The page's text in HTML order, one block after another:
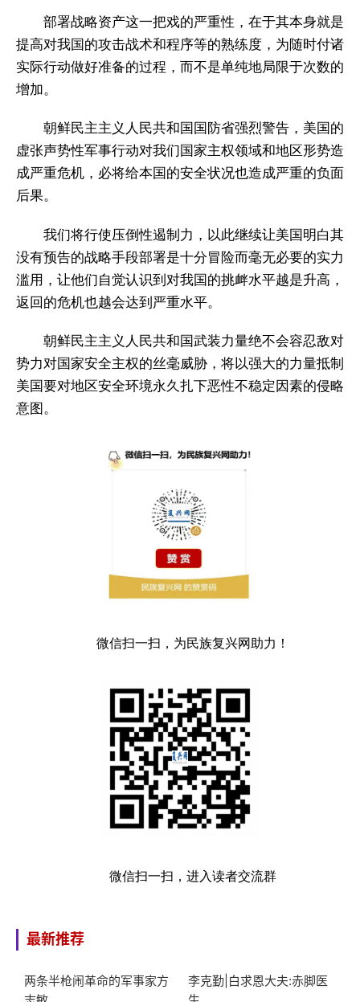
部署战略资产这一把戏的严重性，在于其本身就是
提高对我国的攻击战术和程序等的熟练度，为随时付诸
实际行动做好准备的过程，而不是单纯地局限于次数的
增加。
朝鲜民主主义人民共和国国防省强烈警告，美国的
虚张声势性军事行动对我们国家主权领域和地区形势造
成严重危机，必将给本国的安全状况也造成严重的负面
后果。
我们将行使压倒性遏制力，以此继续让美国明白其
没有预告的战略手段部署是十分冒险而毫无必要的实力
滥用，让他们自觉认识到对我国的挑衅水平越是升高，
返回的危机也越会达到严重水平。
朝鲜民主主义人民共和国武装力量绝不会容忍敌对
势力对国家安全主权的丝毫威胁，将以强大的力量抵制
美国要对地区安全环境永久扎下恶性不稳定因素的侵略
意图。
微信扫一扫，为民族复兴网助力！
微信扫一扫，进入读者交流群
最新推荐
两条半枪闹革命的军事家方
李克勤|白求恩大夫:赤脚医